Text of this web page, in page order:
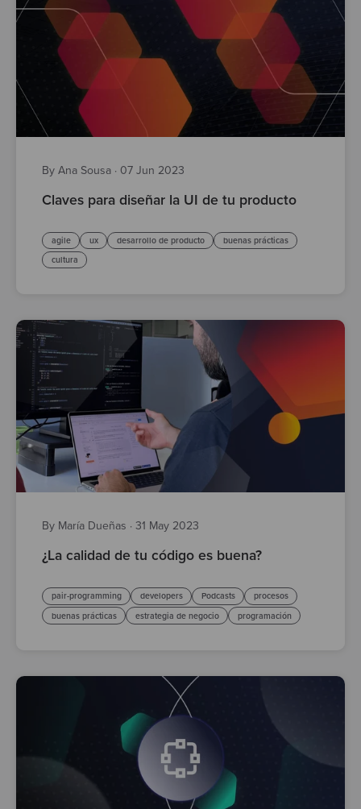
By Ana Sousa · 07 Jun 2023
Claves para diseñar la UI de tu producto
agile ux desarrollo de producto
buenas prácticas
cultura
By María Dueñas · 31 May 2023
¿La calidad de tu código es buena?
pair-programming developers Podcasts
procesos
buenas prácticas
estrategia de negocio programación